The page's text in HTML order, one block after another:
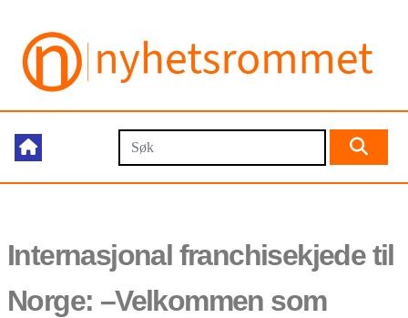
Internasjonal franchisekjede til
Norge: –Velkommen som